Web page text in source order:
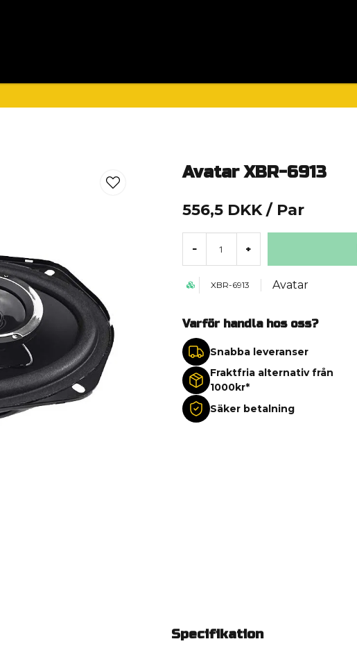
Avatar XBR-6913
556,5 DKK / Par
- +
XBR-6913 Avatar
Varför handla hos oss?
Snabba leveranser
Fraktfria alternativ från
1000kr*
Säker betalning
Specifikation